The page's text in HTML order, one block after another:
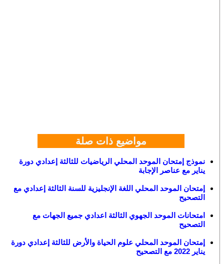
مواضيع ذات صلة
نموذج إمتحان الموحد المحلي الرياضيات للثالثة إعدادي دورة
يناير مع عناصر الإجابة
إمتحان الموحد المحلي اللغة الإنجليزية للسنة الثالثة إعدادي مع
التصحيح
امتحانات الموحد الجهوي الثالثة اعدادي جميع الجهات مع
التصحيح
إمتحان الموحد المحلي علوم الحياة والأرض للثالثة إعدادي دورة
يناير 2022 مع التصحيح